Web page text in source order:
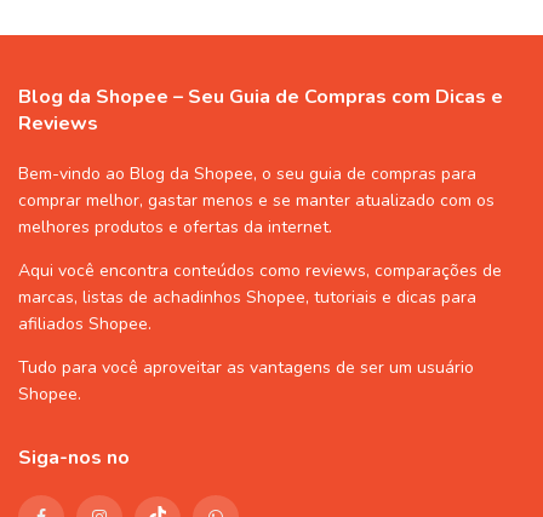
Blog da Shopee – Seu Guia de Compras com Dicas e
Reviews
Bem-vindo ao Blog da Shopee, o seu guia de compras para
comprar melhor, gastar menos e se manter atualizado com os
melhores produtos e ofertas da internet.
Aqui você encontra conteúdos como reviews, comparações de
marcas, listas de achadinhos Shopee, tutoriais e dicas para
afiliados Shopee.
Tudo para você aproveitar as vantagens de ser um usuário
Shopee.
Siga-nos no